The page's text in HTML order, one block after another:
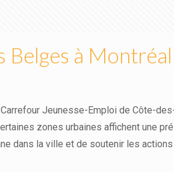
Belges à Montréal
Jeunesse-Emploi de Côte-
zones urbaines affichent une
dans la ville et de soutenir les